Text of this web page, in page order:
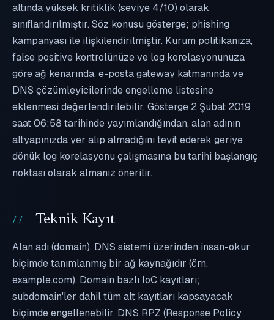
altında yüksek kritiklik (seviye 4/10) olarak
sınıflandırılmıştır. Söz konusu gösterge; phishing
kampanyası ile ilişkilendirilmiştir. Kurum politikanıza,
false positive kontrolünüze ve log korelasyonunuza
göre ağ kenarında, e-posta gateway katmanında ve
DNS çözümleyicilerinde engelleme listesine
eklenmesi değerlendirilebilir. Gösterge 2 Şubat 2019
saat 06:58 tarihinde yayımlandığından, alan adının
altyapınızda yer alıp almadığını teyit ederek geriye
dönük log korelasyonu çalışmasına bu tarihi başlangıç
noktası olarak almanız önerilir.
Teknik Kayıt
Alan adı (domain), DNS sistemi üzerinden insan-okur
biçimde tanımlanmış bir ağ kaynağıdır (örn.
example.com). Domain bazlı IoC kayıtları;
subdomain'ler dahil tüm alt kayıtları kapsayacak
biçimde engellenebilir. DNS RPZ (Response Policy